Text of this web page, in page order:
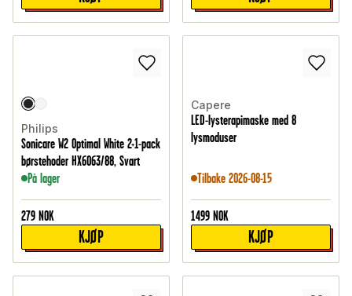
Philips
Sonicare W2 Optimal White 2+1-pack
børstehoder HX6063/88, Svart
På lager
279 NOK
KJØP
Capere
LED-lysterapimaske med 8
lysmoduser
Tilbake 2026-08-15
1499 NOK
KJØP